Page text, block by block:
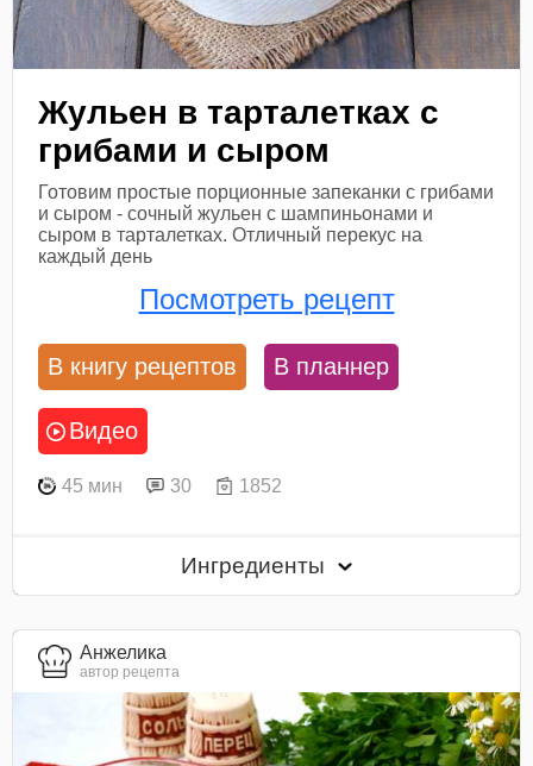
Жульен в тарталетках с
грибами и сыром
Готовим простые порционные запеканки с грибами
и сыром - сочный жульен с шампиньонами и
сыром в тарталетках. Отличный перекус на
каждый день
Посмотреть рецепт
В книгу рецептов В планнер
Видео
45 мин 30 1852
Ингредиенты
Анжелика
автор рецепта